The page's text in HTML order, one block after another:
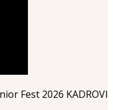
Fest 2026 KADROVI